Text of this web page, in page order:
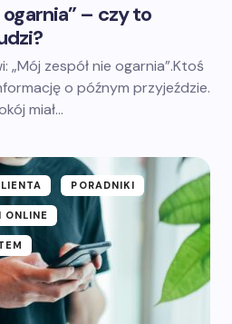
ogarnia” – czy to
„Mój zespół nie ogarnia”.Ktoś
o późnym przyjeździe.
miał…
PORADNIKI
ONLINE